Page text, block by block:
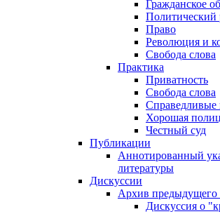
Гражданское
Право
Революция и
Свобода слова
Практика
Приватность
Свобода слова
Хорошая
Честный суд
Публикации
Аннотированный
литературы
Дискуссии
Архив предыдущего
Дискуссия о